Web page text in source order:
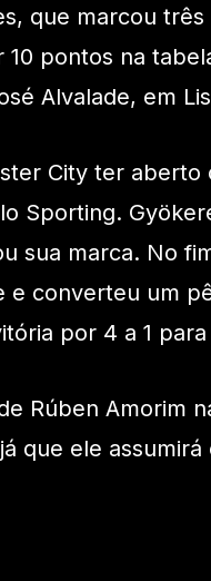
que marcou
10 pontos na
Alvalade, em
City ter
Sporting.
sua marca. No
e converteu um
por 4 a 1
Rúben Amorim
que ele